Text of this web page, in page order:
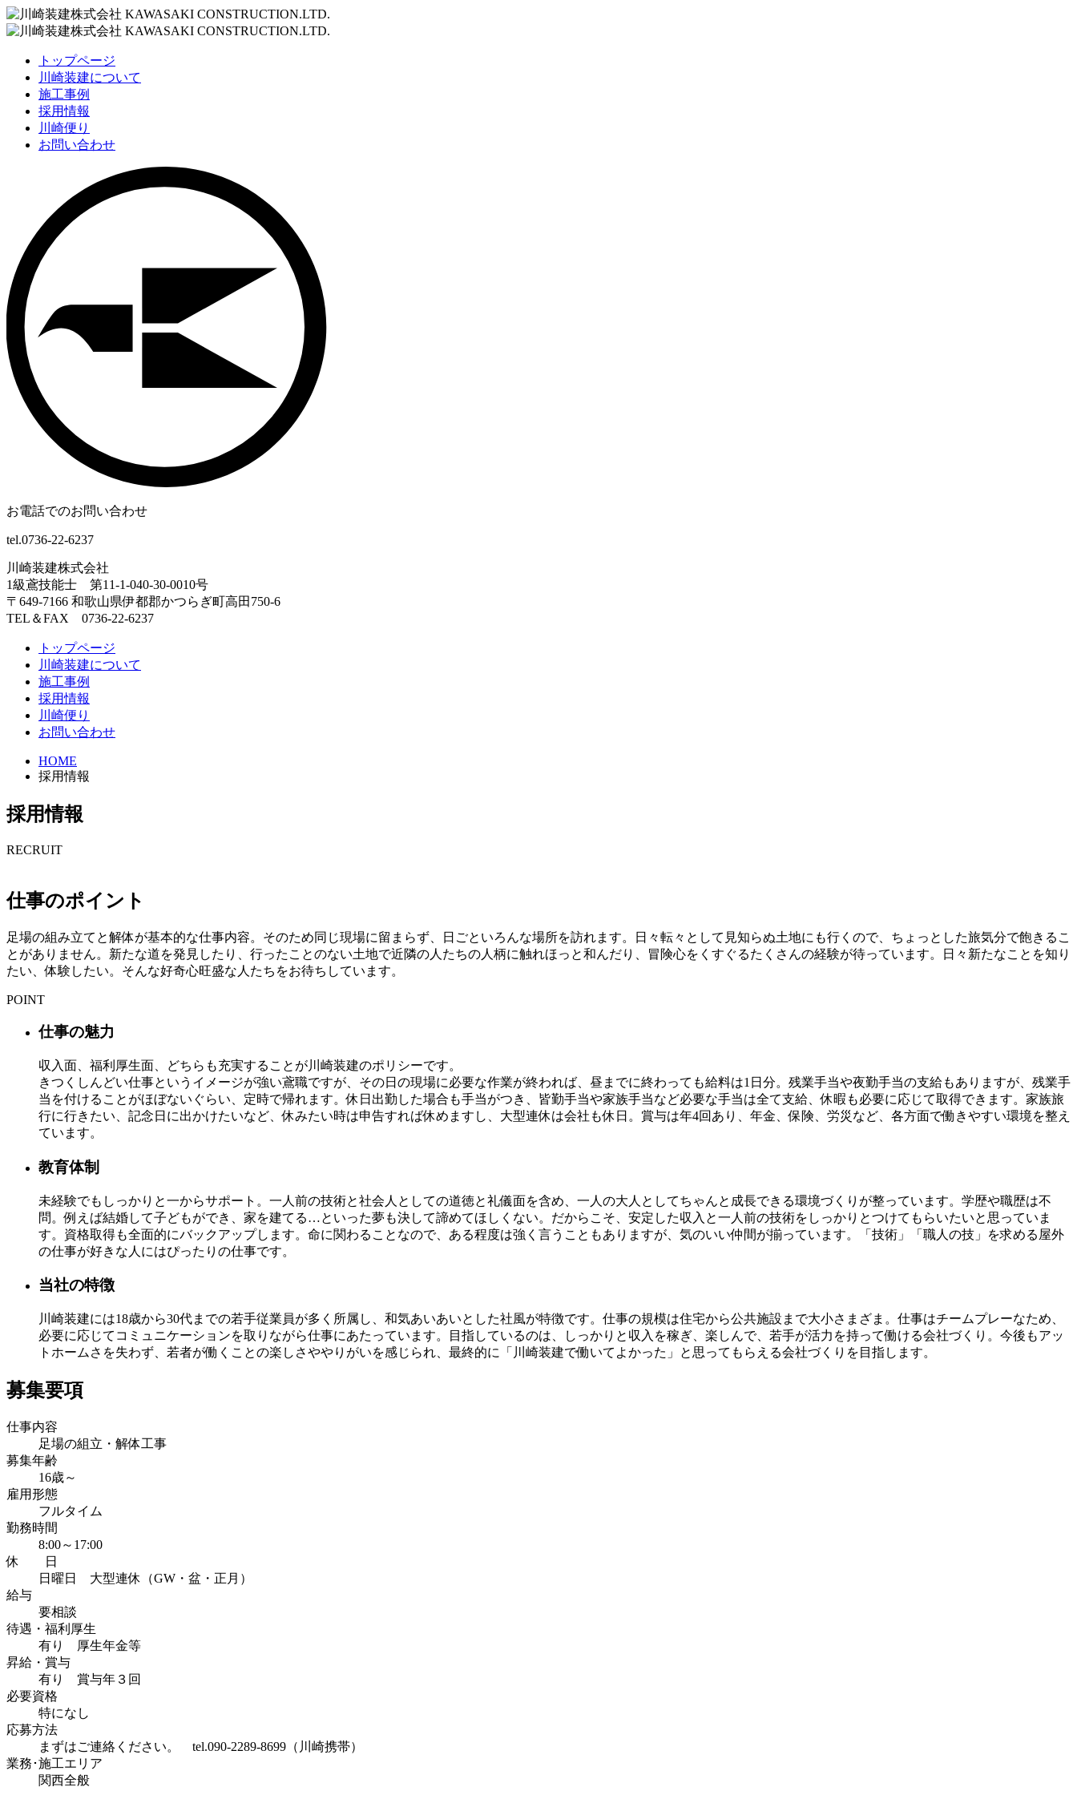
トップページ
川崎装建について
施工事例
採用情報
川崎便り
お問い合わせ
お電話でのお問い合わせ
tel.0736-22-6237
川崎装建株式会社
1級鳶技能士 第11-1-040-30-0010号
〒649-7166 和歌山県伊都郡かつらぎ町高田750-6
TEL＆FAX 0736-22-6237
トップページ
川崎装建について
施工事例
採用情報
川崎便り
お問い合わせ
HOME
採用情報
採用情報
RECRUIT
仕事のポイント
足場の組み立てと解体が基本的な仕事内容。そのため同じ現場に留まらず、日ごといろんな場所を訪れます。日々転々として見知らぬ土地にも行くので、ちょっとした旅気分で飽きるこ
とがありません。新たな道を発見したり、行ったことのない土地で近隣の人たちの人柄に触れほっと和んだり、冒険心をくすぐるたくさんの経験が待っています。日々新たなことを知り
たい、体験したい。そんな好奇心旺盛な人たちをお待ちしています。
POINT
仕事の魅力
収入面、福利厚生面、どちらも充実することが川崎装建のポリシーです。
きつくしんどい仕事というイメージが強い鳶職ですが、その日の現場に必要な作業が終われば、昼までに終わっても給料は1日分。残業手当や夜勤手当の支給もありますが、残業手
当を付けることがほぼないぐらい、定時で帰れます。休日出勤した場合も手当がつき、皆勤手当や家族手当など必要な手当は全て支給、休暇も必要に応じて取得できます。家族旅
行に行きたい、記念日に出かけたいなど、休みたい時は申告すれば休めますし、大型連休は会社も休日。賞与は年4回あり、年金、保険、労災など、各方面で働きやすい環境を整え
ています。
教育体制
未経験でもしっかりと一からサポート。一人前の技術と社会人としての道徳と礼儀面を含め、一人の大人としてちゃんと成長できる環境づくりが整っています。学歴や職歴は不
問。例えば結婚して子どもができ、家を建てる…といった夢も決して諦めてほしくない。だからこそ、安定した収入と一人前の技術をしっかりとつけてもらいたいと思っていま
す。資格取得も全面的にバックアップします。命に関わることなので、ある程度は強く言うこともありますが、気のいい仲間が揃っています。「技術」「職人の技」を求める屋外
の仕事が好きな人にはぴったりの仕事です。
当社の特徴
川崎装建には18歳から30代までの若手従業員が多く所属し、和気あいあいとした社風が特徴です。仕事の規模は住宅から公共施設まで大小さまざま。仕事はチームプレーなため、
必要に応じてコミュニケーションを取りながら仕事にあたっています。目指しているのは、しっかりと収入を稼ぎ、楽しんで、若手が活力を持って働ける会社づくり。今後もアッ
トホームさを失わず、若者が働くことの楽しさややりがいを感じられ、最終的に「川崎装建で働いてよかった」と思ってもらえる会社づくりを目指します。
募集要項
仕事内容
足場の組立・解体工事
募集年齢
16歳～
雇用形態
フルタイム
勤務時間
8:00～17:00
休 日
日曜日 大型連休（GW・盆・正月）
給与
要相談
待遇・福利厚生
有り 厚生年金等
昇給・賞与
有り 賞与年３回
必要資格
特になし
応募方法
まずはご連絡ください。 tel.090-2289-8699（川崎携帯）
業務･施工エリア
関西全般